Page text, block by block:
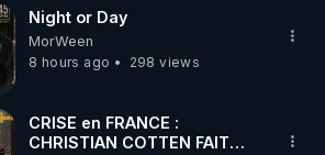
Night or Day
MorWeen
8 hours ago
298 views
CRISE en FRANCE :
CHRISTIAN COTTEN FAIT